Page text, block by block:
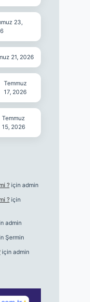
23,
21, 2026
Temmuz
17, 2026
Temmuz
15, 2026
?için admin
?için
admin
Şermin
için admin